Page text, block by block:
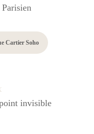
Cartier Soho
invisible